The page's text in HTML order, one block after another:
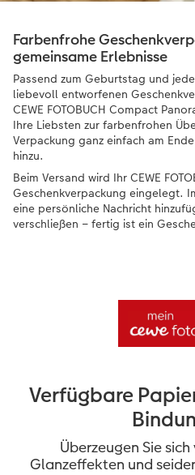
Farbenfrohe
gemeinsame Erlebnisse
Passend zum Geburtstag und
liebevoll entworfenen
CEWE FOTOBUCH Compact
Ihre Liebsten zur farbenfrohen
Verpackung ganz einfach am
hinzu.
Beim Versand wird Ihr CEWE
Geschenkverpackung eingelegt.
eine persönliche Nachricht
verschließen – fertig ist ein
Verfügbare
Überzeugen Sie
Glanzeffekten und